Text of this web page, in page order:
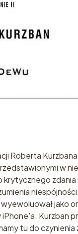
Roberta
w
krytycznego
jako
Kurzban
tu do